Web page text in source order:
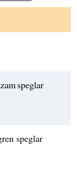
speglar
speglar